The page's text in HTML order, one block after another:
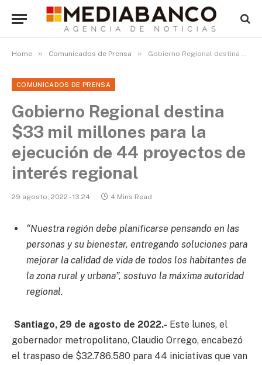
Home » Comunicados de Prensa » Gobierno Regional destina $33 mil millones para la ejecución de 44 proyectos de interés regional
COMUNICADOS DE PRENSA
Gobierno Regional destina
$33 mil millones para la
ejecución de 44 proyectos de
interés regional
29 agosto, 2022 - 13:24 4 Mins Read
“Nuestra región debe planificarse pensando en las
personas y su bienestar, entregando soluciones para
mejorar la calidad de vida de todos los habitantes de
la zona rural y urbana”, sostuvo la máxima autoridad
regional.
Santiago, 29 de agosto de 2022.- Este lunes, el
gobernador metropolitano, Claudio Orrego, encabezó
el traspaso de $32.786.580 para 44 iniciativas que van